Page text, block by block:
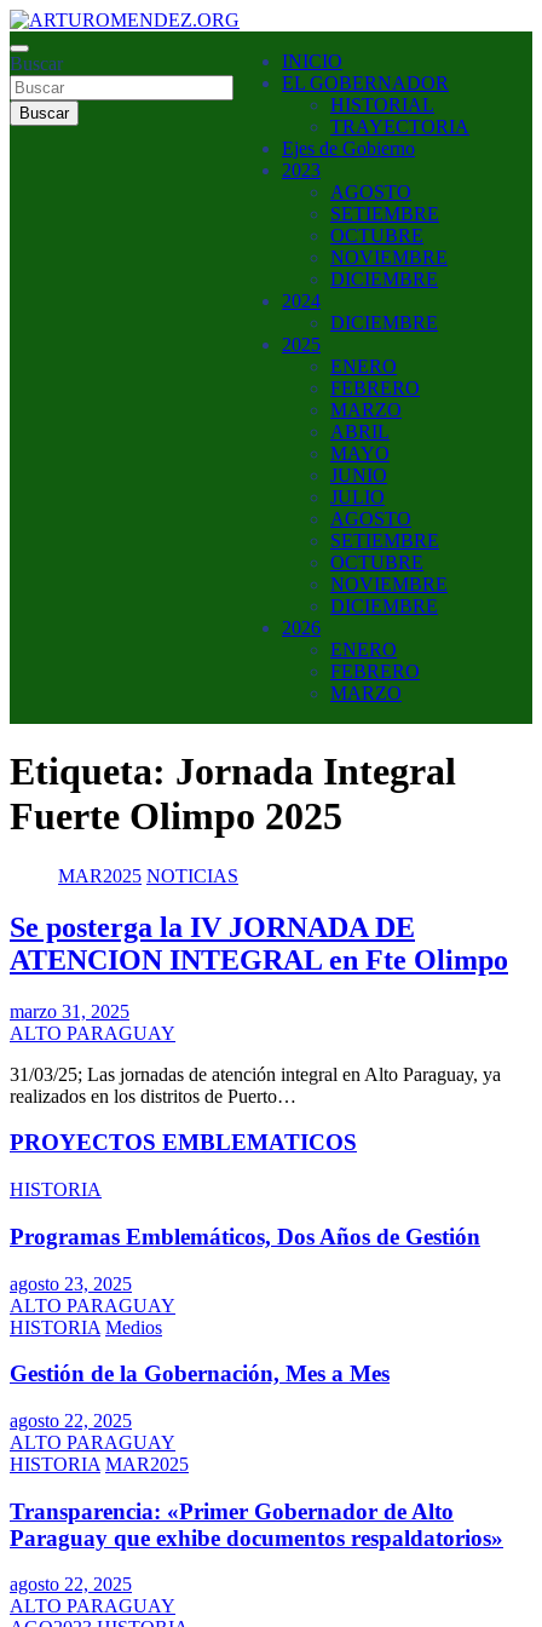
Saltar
al
contenido
ARTUROMENDEZ.ORG
ARTURO MENDEZ GOBERNADOR 2023
Buscar
Buscar
INICIO
EL GOBERNADOR
HISTORIAL
TRAYECTORIA
Ejes de Gobierno
2023
AGOSTO
SETIEMBRE
OCTUBRE
NOVIEMBRE
DICIEMBRE
2024
DICIEMBRE
2025
ENERO
FEBRERO
MARZO
ABRIL
MAYO
JUNIO
JULIO
AGOSTO
SETIEMBRE
OCTUBRE
NOVIEMBRE
DICIEMBRE
2026
ENERO
FEBRERO
MARZO
Etiqueta: Jornada Integral
Fuerte Olimpo 2025
MAR2025 NOTICIAS
Se posterga la IV JORNADA DE
ATENCION INTEGRAL en Fte Olimpo
marzo 31, 2025
ALTO PARAGUAY
31/03/25; Las jornadas de atención integral en Alto Paraguay, ya
realizados en los distritos de Puerto…
PROYECTOS EMBLEMATICOS
HISTORIA
Programas Emblemáticos, Dos Años de Gestión
agosto 23, 2025
ALTO PARAGUAY
HISTORIA Medios
Gestión de la Gobernación, Mes a Mes
agosto 22, 2025
ALTO PARAGUAY
HISTORIA MAR2025
Transparencia: «Primer Gobernador de Alto
Paraguay que exhibe documentos respaldatorios»
agosto 22, 2025
ALTO PARAGUAY